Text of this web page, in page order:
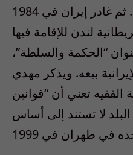
ظل إقامة شبه جبرية. ثم غادر إيران في 1984
بعنوان “الحكمة والسلطة”،
بيعه. ويذكر مهدي
الفقيه تعني أن “قوانين
البلد لا تستند إلى أساس